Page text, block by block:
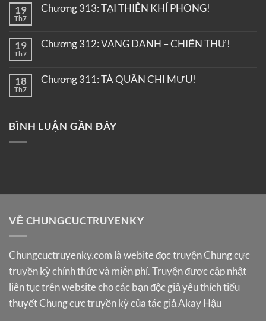
19
Th7
Chương 313: TẠI THIÊN KHÍ PHONG!
19
Th7
Chương 312: VANG DANH – CHIẾN THƯ!
18
Th7
Chương 311: TÀ QUÂN CHI MƯU!
BÌNH LUẬN GẦN ĐÂY
VỀ CHUNGCUCTRUYENKY
Chungcuctruyenky.com là webite đọc truyện Chung cực
truyền kỳ chính thức và miễn phí. Truyện được cập nhật
liên tục trên website cho các bạn độc giả yêu thích tiểu
thuyết Chung cực truyền kỳ của tác giả Akay Hậu